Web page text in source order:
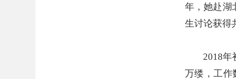
年，她赴湖
生讨论获得
2018年
万缕，工作